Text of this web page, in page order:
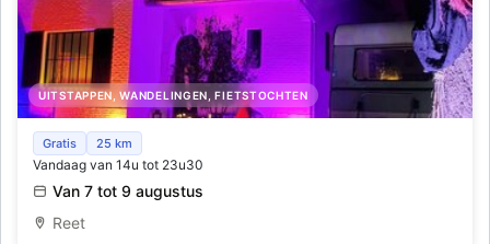
UITSTAPPEN, WANDELINGEN, FIETSTOCHTEN
Lichtfeeten Reet
Gratis 25 km
Vandaag van 14u tot 23u30
Van 7 tot 9 augustus
Reet